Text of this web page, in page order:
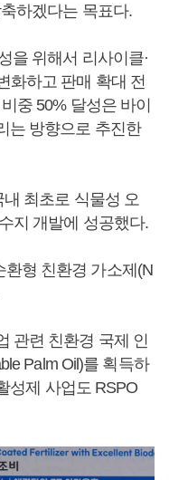
하겠다는 목표다.
을 위해서 리사이클·
화하고 판매 확대 전
중 50% 달성은 바이
는 방향으로 추진한
최초로 식물성 오
지 개발에 성공했다.
형 친환경 가소제(N
관련 친환경 국제 인
Palm Oil)를 획득하
성제 사업도 RSPO